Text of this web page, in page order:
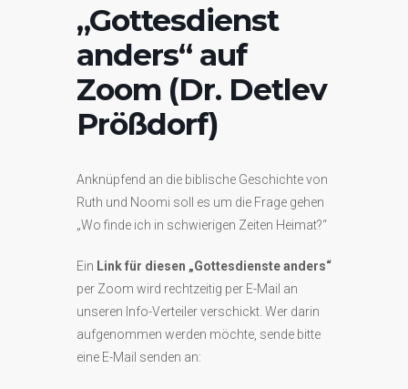
„Gottesdienst
anders“ auf
Zoom (Dr. Detlev
Prößdorf)
Anknüpfend an die biblische Geschichte von
Ruth und Noomi soll es um die Frage gehen
„Wo finde ich in schwierigen Zeiten Heimat?“
Ein Link für diesen „Gottesdienste anders“
per Zoom wird rechtzeitig per E-Mail an
unseren Info-Verteiler verschickt. Wer darin
aufgenommen werden möchte, sende bitte
eine E-Mail senden an: